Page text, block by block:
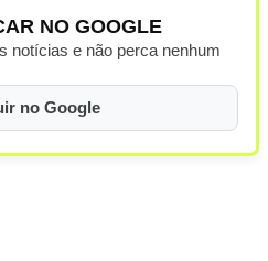
NO GOOGLE
notícias e não perca nenhum
no Google